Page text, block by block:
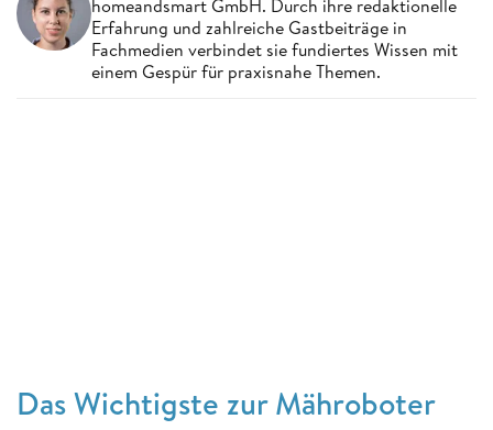
homeandsmart GmbH. Durch ihre redaktionelle
Erfahrung und zahlreiche Gastbeiträge in
Fachmedien verbindet sie fundiertes Wissen mit
einem Gespür für praxisnahe Themen.
Das Wichtigste zur Mähroboter